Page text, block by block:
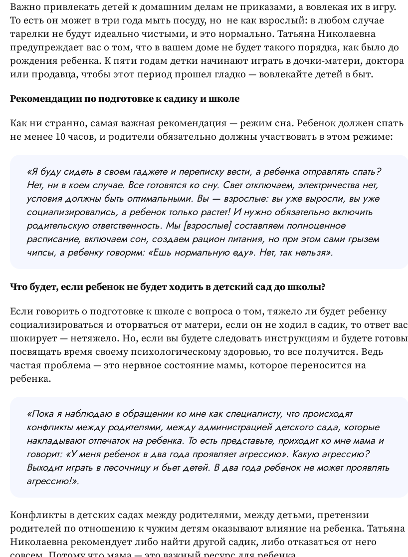
Важно привлекать детей к домашним делам не приказами, а вовлекая их в игру.
То есть он может в три года мыть посуду, но не как взрослый: в любом случае
тарелки не будут идеально чистыми, и это нормально. Татьяна Николаевна
предупреждает вас о том, что в вашем доме не будет такого порядка, как было до
рождения ребенка. К пяти годам детки начинают играть в дочки-матери, доктора
или продавца, чтобы этот период прошел гладко — вовлекайте детей в быт.
Рекомендации по подготовке к садику и школе
Как ни странно, самая важная рекомендация — режим сна. Ребенок должен спать
не менее 10 часов, и родители обязательно должны участвовать в этом режиме:
«Я буду сидеть в своем гаджете и переписку вести, а ребенка отправлять спать?
Нет, ни в коем случае. Все готовятся ко сну. Свет отключаем, электричества нет,
условия должны быть оптимальными. Вы — взрослые: вы уже выросли, вы уже
социализировались, а ребенок только растет! И нужно обязательно включить
родительскую ответственность. Мы [взрослые] составляем полноценное
расписание, включаем сон, создаем рацион питания, но при этом сами грызем
чипсы, а ребенку говорим: «Ешь нормальную еду». Нет, так нельзя».
Что будет, если ребенок не будет ходить в детский сад до школы?
Если говорить о подготовке к школе с вопроса о том, тяжело ли будет ребенку
социализироваться и оторваться от матери, если он не ходил в садик, то ответ вас
шокирует — нетяжело. Но, если вы будете следовать инструкциям и будете готовы
посвящать время своему психологическому здоровью, то все получится. Ведь
частая проблема — это нервное состояние мамы, которое переносится на
ребенка.
«Пока я наблюдаю в обращении ко мне как специалисту, что происходят
конфликты между родителями, между администрацией детского сада, которые
накладывают отпечаток на ребенка. То есть представьте, приходит ко мне мама и
говорит: «У меня ребенок в два года проявляет агрессию». Какую агрессию?
Выходит играть в песочницу и бьет детей. В два года ребенок не может проявлять
агрессию!».
Конфликты в детских садах между родителями, между детьми, претензии
родителей по отношению к чужим детям оказывают влияние на ребенка. Татьяна
Николаевна рекомендует либо найти другой садик, либо отказаться от него